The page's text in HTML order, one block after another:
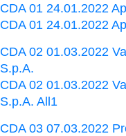
CDA 01 24.01.2022
CDA 01 24.01.2022
CDA 02 01.03.2022
S.p.A.
CDA 02 01.03.2022
S.p.A. All1
CDA 03 07.03.2022